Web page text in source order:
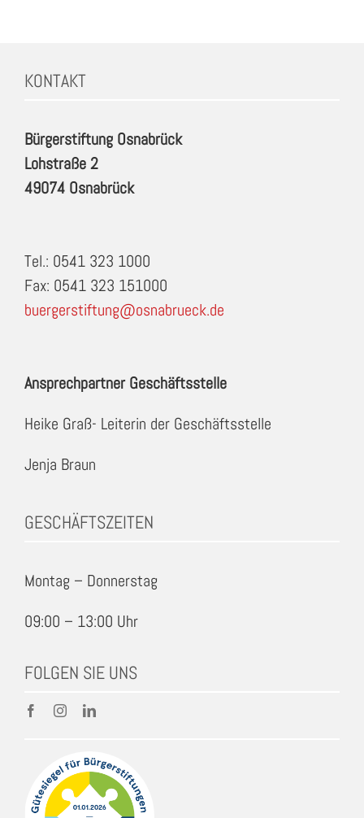
KONTAKT
Bürgerstiftung Osnabrück
Lohstraße 2
49074 Osnabrück
Tel.: 0541 323 1000
Fax: 0541 323 151000
buergerstiftung@osnabrueck.de
Ansprechpartner Geschäftsstelle
Heike Graß- Leiterin der Geschäftsstelle
Jenja Braun
GESCHÄFTSZEITEN
Montag – Donnerstag
09:00 – 13:00 Uhr
FOLGEN SIE UNS